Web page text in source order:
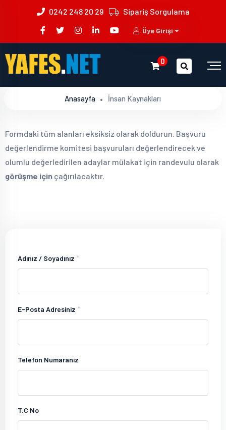
0242 248 20 29 Sipariş Sorgulama
Üye Girişi
0
Anasayfa İnsan Kaynakları
Formdaki tüm alanları eksiksiz olarak doldurun. Başvuru
değerlendirme komitesi başvuruları değerlendirecek ve
olumlu değerledirilen adaylar mülakat için randevulu olarak
görüşme için çağırılacaktır.
Adınız / Soyadınız *
E-Posta Adresiniz *
Telefon Numaranız
T.C No